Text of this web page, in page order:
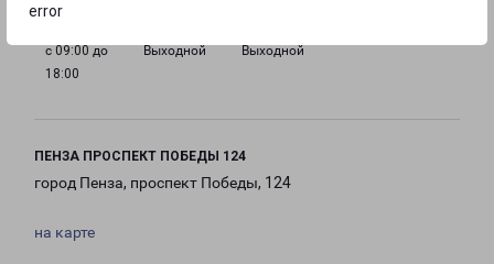
error
с 09:00 до
18:00
Выходной Выходной
ПЕНЗА ПРОСПЕКТ ПОБЕДЫ 124
город Пенза, проспект Победы, 124
на карте